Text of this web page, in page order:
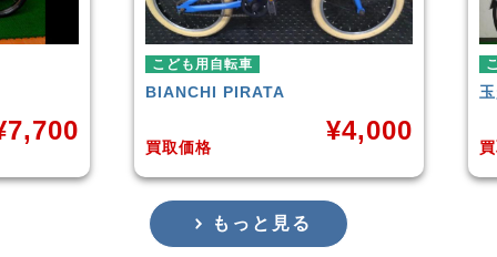
こども用自転車
BIANCHIPIRATA
買取価格
4,000
こど
玉越工
買取価
もっと見る